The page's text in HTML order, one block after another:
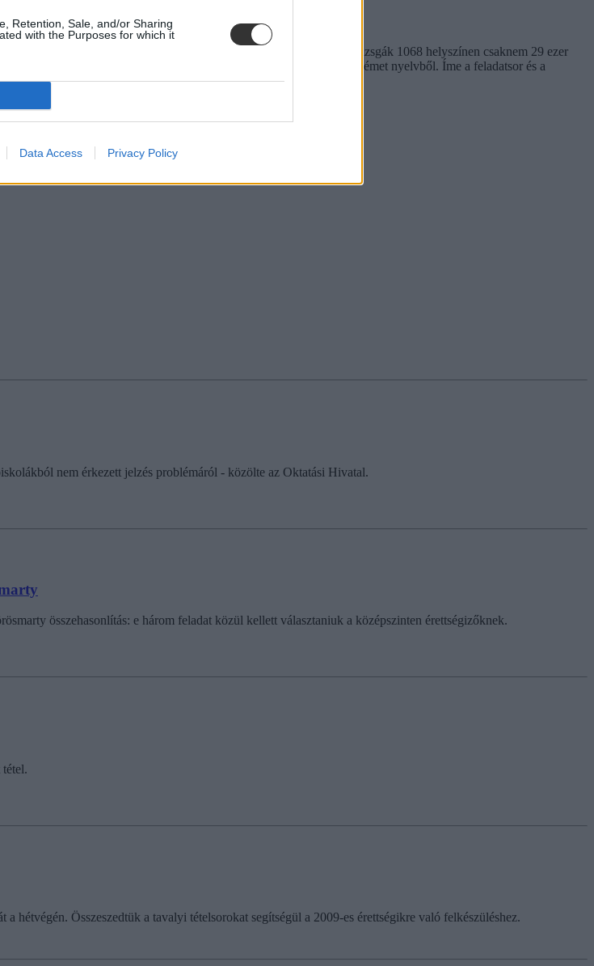
Retention, Sale, and/or Sharing
with the Purposes for which it
Data Access Privacy Policy
a LIGA országos sztrájkja a német nyelvi írásbeli érettségiket, a vizsgák 1068 helyszínen csaknem 29 ezer
26.925-en, emelt szinten 49 helyszínen 2.034-en érettségiztek német nyelvből. Íme a feladatsor és a
nem érkezett jelzés problémáról - közölte az Oktatási Hivatal.
összehasonlítás: e három feladat közül kellett választaniuk a középszinten érettségizőknek.
Összeszedtük a tavalyi tételsorokat segítségül a 2009-es érettségikre való felkészüléshez.